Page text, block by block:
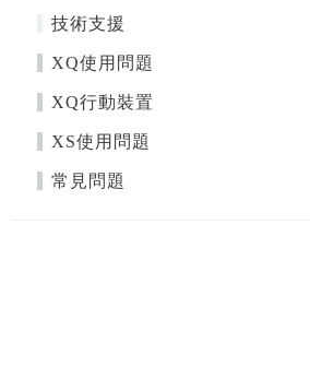
技術支援
XQ使用問題
XQ行動裝置
XS使用問題
常見問題